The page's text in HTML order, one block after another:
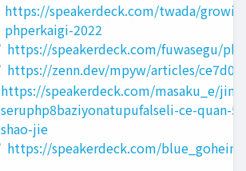
https://speakerdeck.com/twada/
phperkaigi-2022
https://speakerdeck.com/fuwasegu/
https://zenn.dev/mpyw/articles/
https://speakerdeck.com/masaku_e/jin-
seruphp8baziyonatupufalseli-ce-quan-
shao-jie
https://speakerdeck.com/